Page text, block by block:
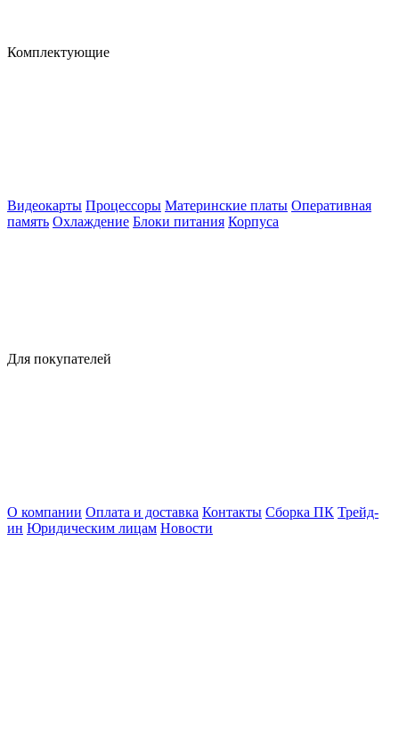
Комплектующие
Видеокарты Процессоры Материнские платы Оперативная
память Охлаждение Блоки питания Корпуса
Для покупателей
О компании Оплата и доставка Контакты Сборка ПК Трейд-
ин Юридическим лицам Новости